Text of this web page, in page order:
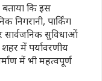
कि इस
निगरानी, पार्किंग
सार्वजनिक सुविधाओं
में पर्यावरणीय
में भी महत्वपूर्ण